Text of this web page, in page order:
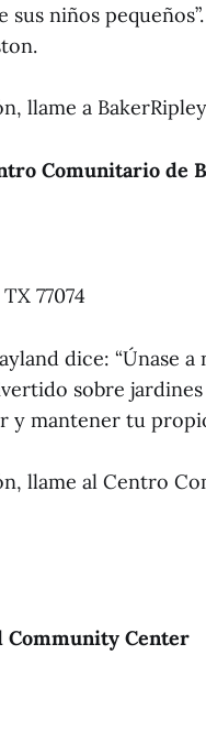
sus niños
llame a
Comunitario de
77074
dice: “Únase
sobre
y mantener tu
llame al Centro
Community Center